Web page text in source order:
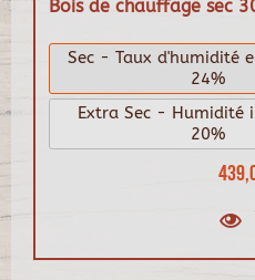
Bois de chauffage sec
Sec - Taux d'humidité
24%
Extra Sec - Humidité
20%